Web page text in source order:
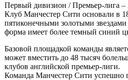
Первый дивизион / Премьер-лига –
Клуб Манчестер Сити основали в
пятиконечными золотыми
форма имеет более темный синий
Базовой площадкой команды
может вместить до 48 тысяч
клубов английской премьер-лиги.
Команда Манчестер Сити успешно